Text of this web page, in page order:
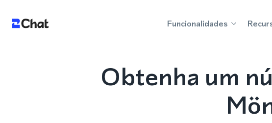
Funcionalidades
Obtenha um